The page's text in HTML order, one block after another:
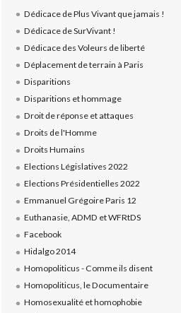
Dédicace de Plus Vivant que jamais !
Dédicace de SurVivant !
Dédicace des Voleurs de liberté
Déplacement de terrain à Paris
Disparitions
Disparitions et hommage
Droit de réponse et attaques
Droits de l'Homme
Droits Humains
Elections Législatives 2022
Elections Présidentielles 2022
Emmanuel Grégoire Paris 12
Euthanasie, ADMD et WFRtDS
Facebook
Hidalgo 2014
Homopoliticus - Comme ils disent
Homopoliticus, le Documentaire
Homosexualité et homophobie